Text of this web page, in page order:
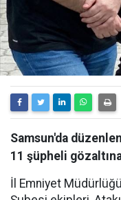
Samsun'da
11 şüpheli gözaltına
İl Emniyet